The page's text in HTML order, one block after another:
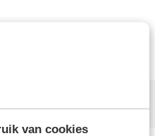
van cookies
juwelierskaart en
dealer.